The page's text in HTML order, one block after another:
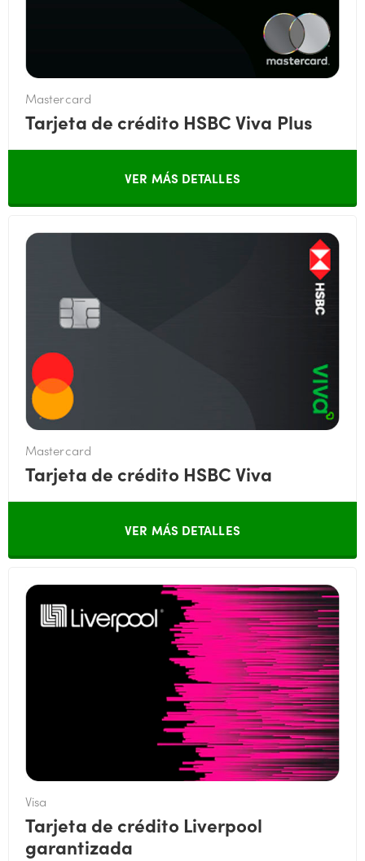
Mastercard
Tarjeta de crédito HSBC Viva Plus
VER MÁS DETALLES
Mastercard
Tarjeta de crédito HSBC Viva
VER MÁS DETALLES
Visa
Tarjeta de crédito Liverpool
garantizada